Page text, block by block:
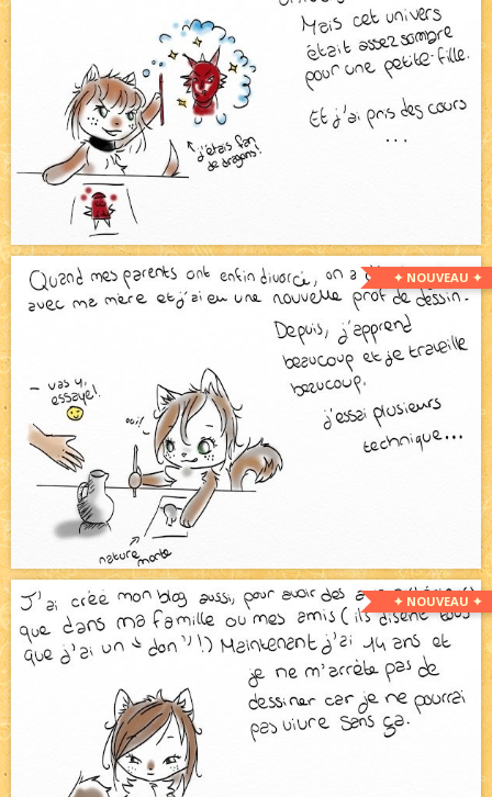
✦ NOUVEAU ✦
✦ NOUVEAU ✦